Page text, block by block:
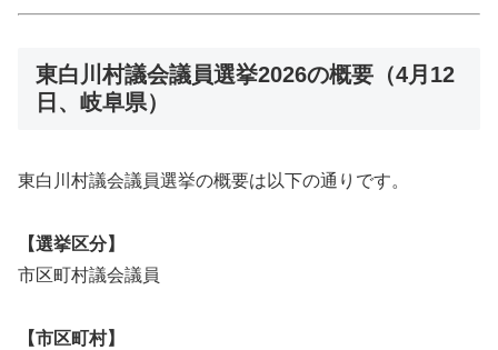
東白川村議会議員選挙2026の概要（4月12
日、岐阜県）
東白川村議会議員選挙の概要は以下の通りです。
【選挙区分】
市区町村議会議員
【市区町村】